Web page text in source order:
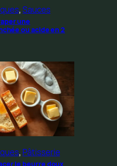
, Sauces
une
ou acide en 2
, Pâtisserie
le beurre doux